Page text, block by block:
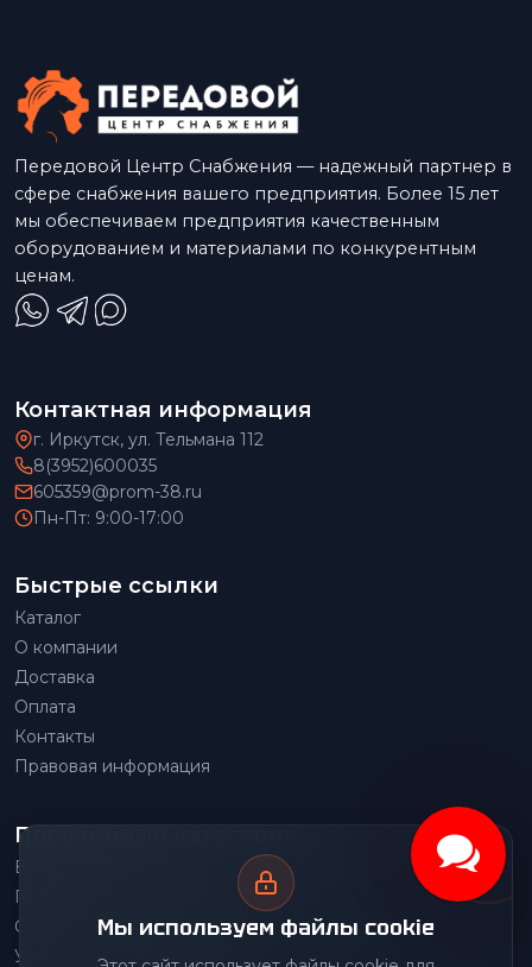
Мы используем файлы cookie
Передовой Центр Снабжения — надежный партнер в
сфере снабжения вашего предприятия. Более 15 лет
мы обеспечиваем предприятия качественным
оборудованием и материалами по конкурентным
ценам.
Контактная информация
г. Иркутск, ул. Тельмана 112
8(3952)600035
605359@prom-38.ru
Пн-Пт: 9:00-17:00
Быстрые ссылки
Каталог
О компании
Доставка
Оплата
Контакты
Правовая информация
Популярные категории
Весовое оборудование
Грузоподъемное оборудование
Складское оборудование
Упаковочное оборудование